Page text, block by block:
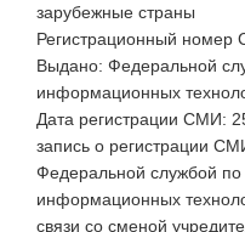
зарубежные страны
Регистрационный
Выдано: Федеральной
информационных
Дата регистрации СМИ:
запись о регистрации
Федеральной службой по
информационных
связи со сменой